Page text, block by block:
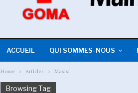
ACCUEIL QUI SOMMES-NOUS
Home Articles Masisi
Browsing Tag